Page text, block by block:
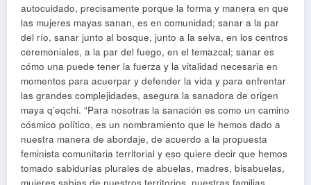
autocuidado, precisamente porque la forma y manera en que
las mujeres mayas sanan, es en comunidad; sanar a la par
del río, sanar junto al bosque, junto a la selva, en los centros
ceremoniales, a la par del fuego, en el temazcal; sanar es
cómo una puede tener la fuerza y la vitalidad necesaria en
momentos para acuerpar y defender la vida y para enfrentar
las grandes complejidades, asegura la sanadora de origen
maya q’eqchi. “Para nosotras la sanación es como un camino
cósmico político, es un nombramiento que le hemos dado a
nuestra manera de abordaje, de acuerdo a la propuesta
feminista comunitaria territorial y eso quiere decir que hemos
tomado sabidurías plurales de abuelas, madres, bisabuelas,